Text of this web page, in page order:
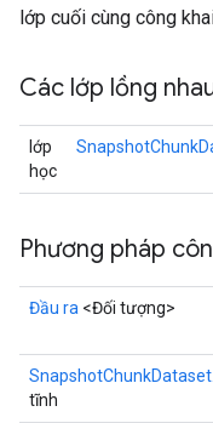
lớp cuối cùng công
Các lớp lồng
lớp
học
Phương pháp
Đầu ra <Đối tượng>
tĩnh